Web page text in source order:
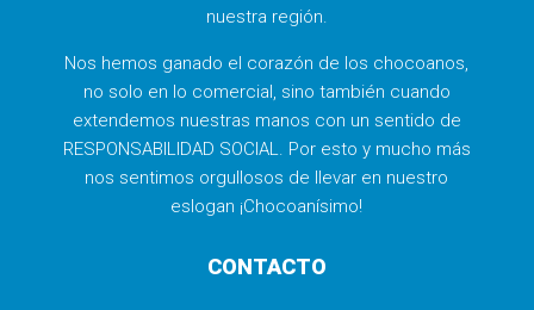
nuestra región.
Nos hemos ganado el corazón de los chocoanos,
no solo en lo comercial, sino también cuando
extendemos nuestras manos con un sentido de
RESPONSABILIDAD SOCIAL. Por esto y mucho más
nos sentimos orgullosos de llevar en nuestro
eslogan ¡Chocoanísimo!
CONTACTO